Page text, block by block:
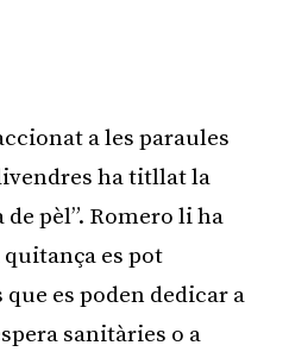
a les paraules
ha titllat la
pèl”. Romero li ha
es pot
es poden dedicar a
sanitàries o a